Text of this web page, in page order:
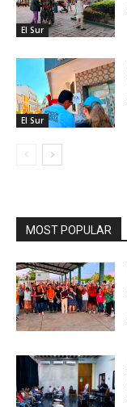
El Sur
El Sur
MOST POPULAR